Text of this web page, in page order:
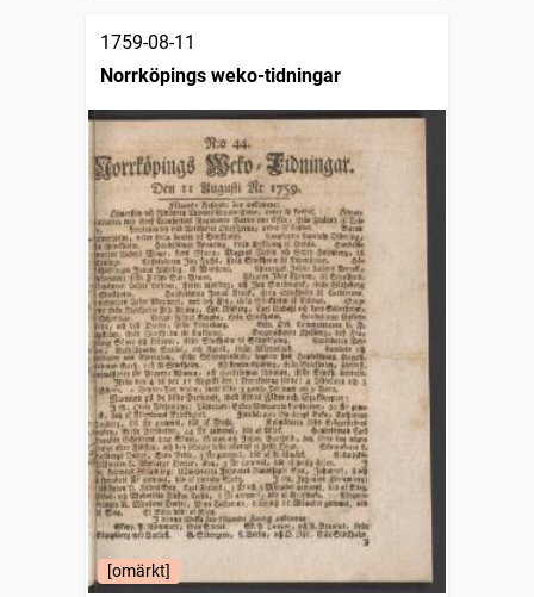
1759-08-11
Norrköpings weko-tidningar
[omärkt]